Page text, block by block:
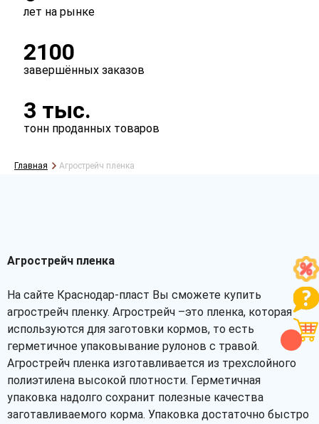
лет на рынке
2100
завершённых заказов
3 тыс.
тонн проданных товаров
Главная Агрострейч пленка
Агрострейч пленка
На сайте Краснодар-пласт Вы сможете купить
агрострейч пленку. Агрострейч –это пленка, которая
используются для заготовки кормов, то есть
герметичное упаковывание рулонов с травой.
Агрострейч пленка изготавливается из трехслойного
полиэтилена высокой плотности. Герметичная
упаковка надолго сохранит полезные качества
заготавливаемого корма. Упаковка достаточно быстро